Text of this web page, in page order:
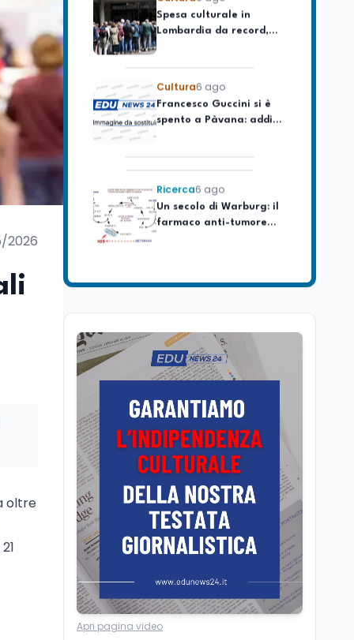
2026
oltre
Lombardia da record,
ma la voragine Nord-
spento a Pàvana: addio
Un secolo di Warburg: il
farmaco anti-tumore
che accende la glicolisi
reattori spenti
Scuola 6 ago
Posizioni economiche
ATA: la matematica
4.150 euro
Cultura6 ago
Spesa culturale in
Lombardia da record,
Sud triplica
Cultura6 ago
Francesco Guccini si è
spento a Pàvana: addio
Ricerca6 ago
Un secolo di Warburg: il
Apri pagina video